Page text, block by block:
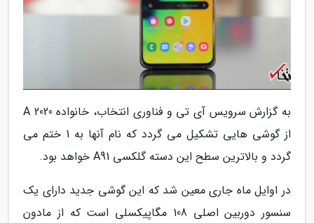
به گزارش سرویس آی تی و فناوری انتخاب، خانواده 2020 A
از گوشی هایی تشکیل می گردد که نام آنها به 1 ختم می
گردد و بالاترین سطح این دسته گلکسی A91 خواهد بود.
در اوایل ماه جاری معین شد که این گوشی جدید دارای یک
سنسور دوربین اصلی 108 مگاپیکسلی است که از مادون